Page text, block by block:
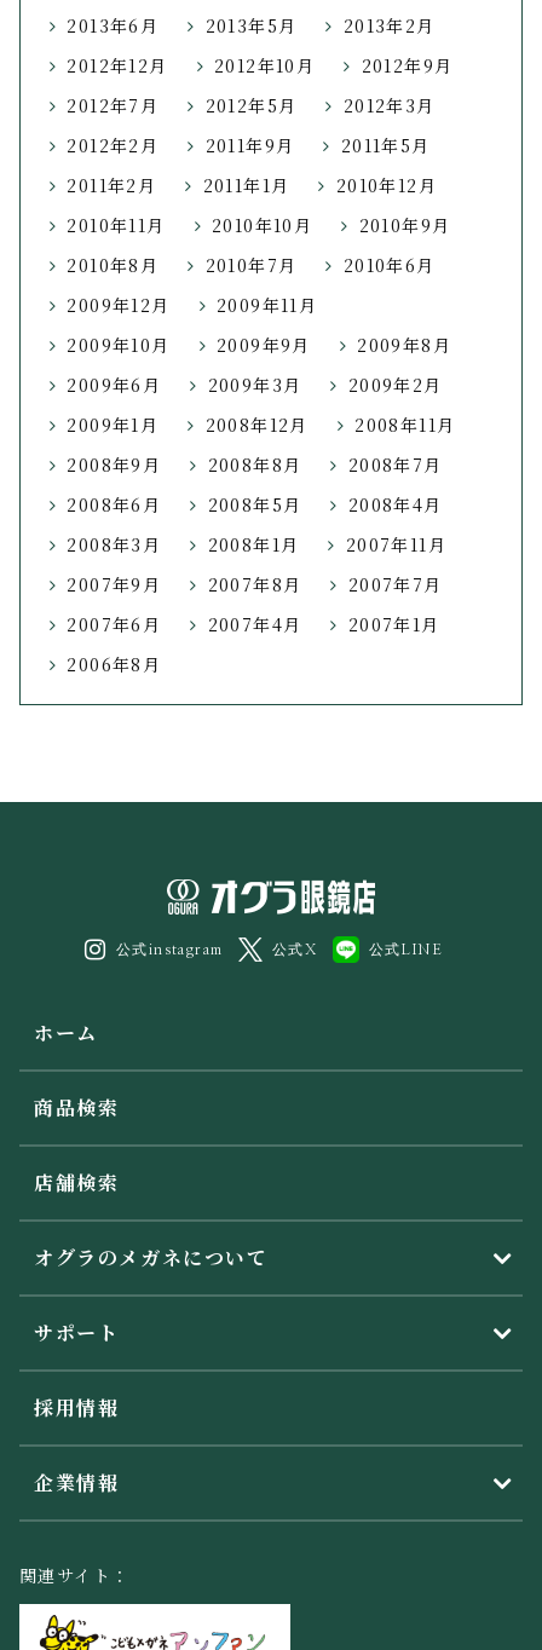
2013年6月
2013年5月
2013年2月
2012年12月
2012年10月
2012年9月
2012年7月
2012年5月
2012年3月
2012年2月
2011年9月
2011年5月
2011年2月
2011年1月
2010年12月
2010年11月
2010年10月
2010年9月
2010年8月
2010年7月
2010年6月
2009年12月
2009年11月
2009年10月
2009年9月
2009年8月
2009年6月
2009年3月
2009年2月
2009年1月
2008年12月
2008年11月
2008年9月
2008年8月
2008年7月
2008年6月
2008年5月
2008年4月
2008年3月
2008年1月
2007年11月
2007年9月
2007年8月
2007年7月
2007年6月
2007年4月
2007年1月
2006年8月
公式instagram 公式X 公式LINE
ホーム
商品検索
店舗検索
オグラのメガネについて
サポート
採用情報
企業情報
関連サイト：